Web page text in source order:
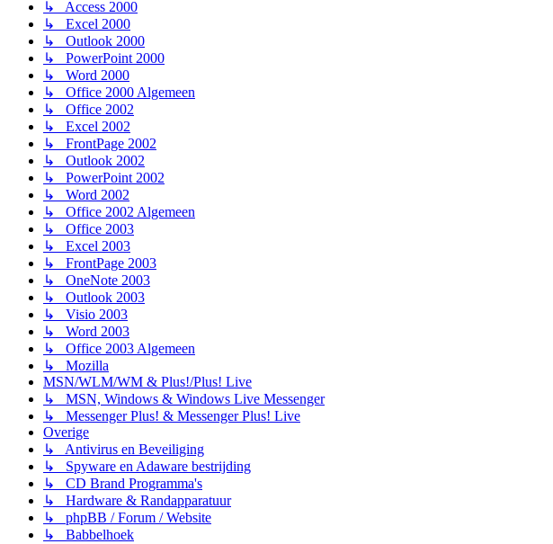
↳ Access 2000
↳ Excel 2000
↳ Outlook 2000
↳ PowerPoint 2000
↳ Word 2000
↳ Office 2000 Algemeen
↳ Office 2002
↳ Excel 2002
↳ FrontPage 2002
↳ Outlook 2002
↳ PowerPoint 2002
↳ Word 2002
↳ Office 2002 Algemeen
↳ Office 2003
↳ Excel 2003
↳ FrontPage 2003
↳ OneNote 2003
↳ Outlook 2003
↳ Visio 2003
↳ Word 2003
↳ Office 2003 Algemeen
↳ Mozilla
MSN/WLM/WM & Plus!/Plus! Live
↳ MSN, Windows & Windows Live Messenger
↳ Messenger Plus! & Messenger Plus! Live
Overige
↳ Antivirus en Beveiliging
↳ Spyware en Adaware bestrijding
↳ CD Brand Programma's
↳ Hardware & Randapparatuur
↳ phpBB / Forum / Website
↳ Babbelhoek